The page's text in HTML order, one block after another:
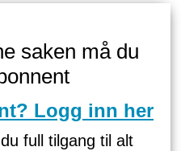
saken må du
Logg inn her
full tilgang til alt